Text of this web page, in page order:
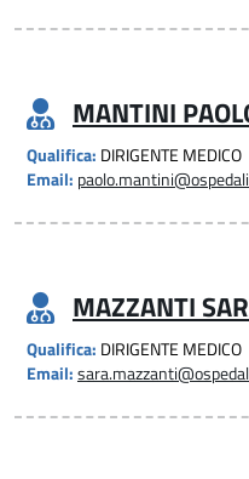
MANTINI
Qualifica: DIRIGENTE MEDICO
Email:
MAZZANTI
Qualifica: DIRIGENTE MEDICO
Email: